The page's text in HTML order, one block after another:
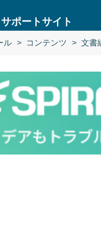
サポートサイト
ル コンテンツ 文書